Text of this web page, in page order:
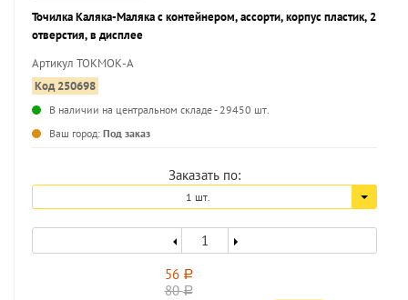
Точилка Каляка-Маляка с контейнером, ассорти, корпус пластик, 2
отверстия, в дисплее
Артикул ТОКМОК-А
Код 250698
В наличии на центральном складе - 29450 шт.
Ваш город: Под заказ
Заказать по:
1 шт.
56 a
80a